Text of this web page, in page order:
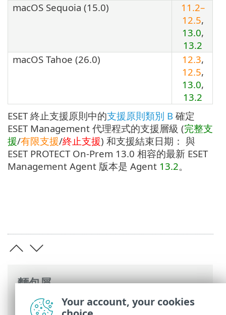
麵包屑
ESET 線上說明>ESET PROTECT On-Prem
macOS Sequoia (15.0)
11.2–
12.5,
13.0,
13.2
macOS Tahoe (26.0)
12.3,
12.5,
13.0,
13.2
ESET 終止支援原則中的支援原則類別 B 確定
ESET Management 代理程式的支援層級 (完整支
援/有限支援/終止支援) 和支援結束日期： 與
ESET PROTECT On-Prem 13.0 相容的最新 ESET
Management Agent 版本是 Agent 13.2。
Your account, your cookies